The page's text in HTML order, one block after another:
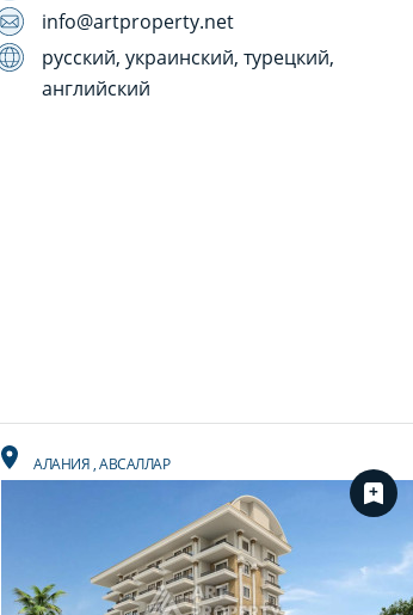
info@artproperty.net
русский, украинский, турецкий,
английский
АЛАНИЯ,АВСАЛЛАР